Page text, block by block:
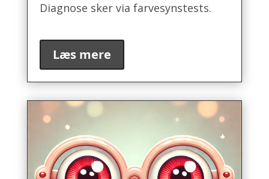
Diagnose sker via farvesynstests.
Læs mere